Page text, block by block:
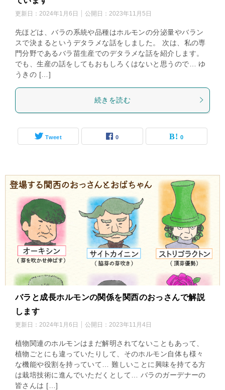
更新日： 2024年1月6日 公開日： 2023年11月5日
先ほどは、バラの系統や品種はホルモンの分泌量やバラン
スで決まるというデタラメな話をしました。 次は、私の専
門分野であるバラ苗生産でのデタラメな話を紹介します。
でも、生産の話をしてもおもしろくはないと思うので… ゆ
うきの […]
続きを読む
Tweet 0 0
バラと成長ホルモンの関係を関西のおっさんで解説
します
更新日： 2024年1月6日 公開日： 2023年11月4日
植物関連のホルモンはまだ解明されてないこともあって、
植物ごとにも違っていたりして、そのホルモン自体も様々
な機能や役割を持っていて… 難しいことに興味を持てる方
は栽培技術に進んでいただくとして… バラのガーデナーの
皆さんは […]